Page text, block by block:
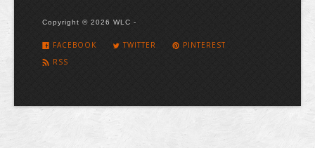
Copyright © 2026 WLC -
FACEBOOK TWITTER
PINTEREST
RSS